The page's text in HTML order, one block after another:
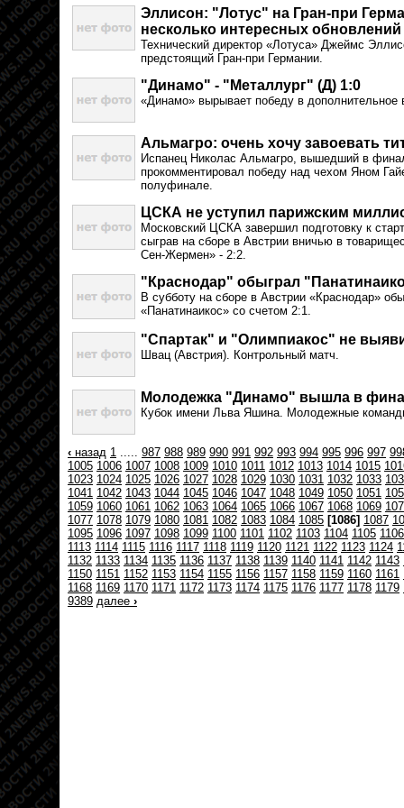
Эллисон: "Лотус" на Гран-при
несколько интересных обновлений
Технический директор «Лотуса» Джеймс
предстоящий Гран-при Германии.
"Динамо" - "Металлург" (Д) 1:0
«Динамо» вырывает победу в дополнительное
Альмагро: очень хочу завоевать
Испанец Николас Альмагро, вышедший в
прокомментировал победу над чехом Яном
полуфинале.
ЦСКА не уступил парижским
Московский ЦСКА завершил подготовку к
сыграв на сборе в Австрии вничью в
Сен-Жермен» - 2:2.
"Краснодар" обыграл
В субботу на сборе в Австрии «Краснодар»
«Панатинаикос» со счетом 2:1.
"Спартак" и "Олимпиакос" не
Швац (Австрия). Контрольный матч.
Молодежка "Динамо" вышла в
Кубок имени Льва Яшина. Молодежные
‹ назад 1 ..... 987 988 989 990 991 992 993 994 995 996 997
1005 1006 1007 1008 1009 1010 1011 1012 1013 1014 1015
1023 1024 1025 1026 1027 1028 1029 1030 1031 1032 1033
1041 1042 1043 1044 1045 1046 1047 1048 1049 1050 1051
1059 1060 1061 1062 1063 1064 1065 1066 1067 1068 1069
1077 1078 1079 1080 1081 1082 1083 1084 1085 [1086] 1087
1095 1096 1097 1098 1099 1100 1101 1102 1103 1104 1105 1106
1113 1114 1115 1116 1117 1118 1119 1120 1121 1122 1123 1124
1132 1133 1134 1135 1136 1137 1138 1139 1140 1141 1142 1143
1150 1151 1152 1153 1154 1155 1156 1157 1158 1159 1160 1161
1168 1169 1170 1171 1172 1173 1174 1175 1176 1177 1178 1179
9389 далее ›